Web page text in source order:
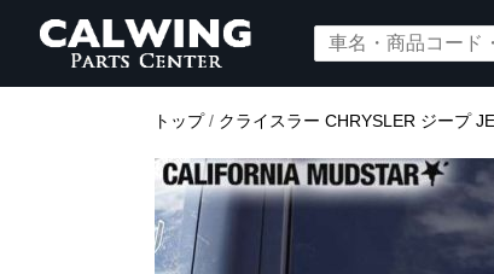
トップ/ クライスラー CHRYSLER ジープ